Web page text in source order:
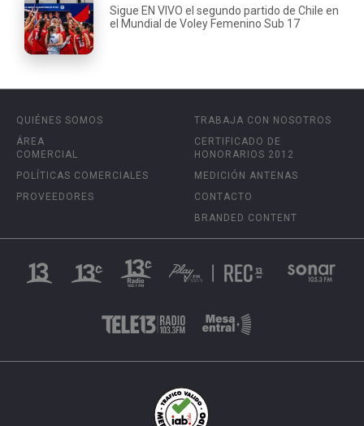
Sigue EN VIVO el segundo partido de Chile en
el Mundial de Voley Femenino Sub 17
QUIÉNES SOMOS
ÁREA
COMERCIAL
POLÍTICAS COMERCIALES
PROVEEDORES
TRABAJA CON NOSOTROS
CERTIFICADO DE
HONORARIOS 2012
MEDICIÓN ANTENAS
CONTACTO
BRANDED CONTENT